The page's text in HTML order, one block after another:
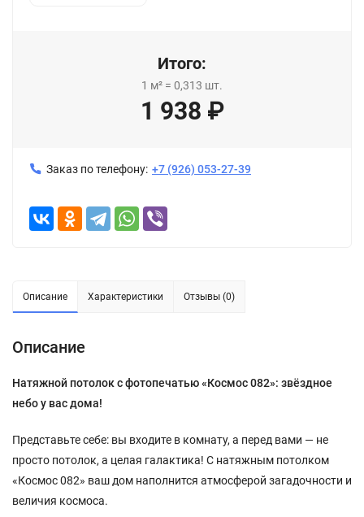
Итого:
1 м² = 0,313 шт.
1 938 ₽
Заказ по телефону: +7 (926) 053-27-39
Описание Характеристики Отзывы (0)
Описание
Натяжной потолок с фотопечатью «Космос 082»: звёздное
небо у вас дома!
Представьте себе: вы входите в комнату, а перед вами — не
просто потолок, а целая галактика! С натяжным потолком
«Космос 082» ваш дом наполнится атмосферой загадочности и
величия космоса.